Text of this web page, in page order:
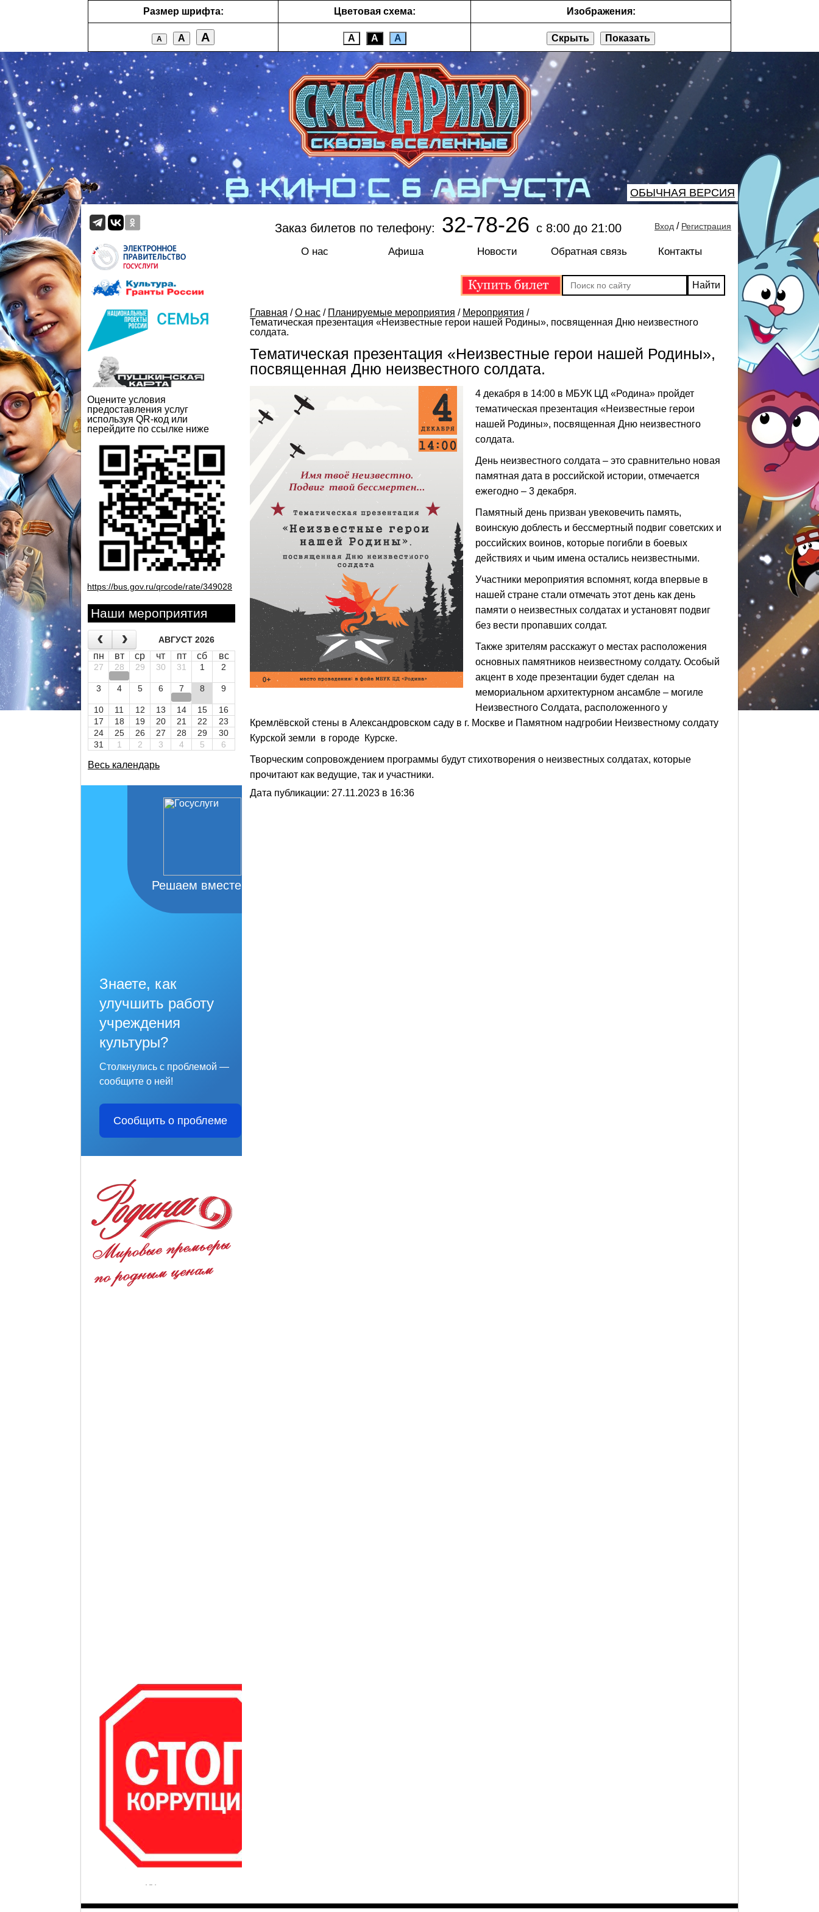
Размер шрифта: Цветовая схема: Изображения:
А А А А А А Скрыть Показать
ОБЫЧНАЯ ВЕРСИЯ
Оцените условия
предоставления услуг
используя QR-код или
перейдите по ссылке ниже
https://bus.gov.ru/qrcode/rate/349028
Наши мероприятия
АВГУСТ 2026
пн вт ср чт пт сб вс
27 28 29 30 31 1 2
3 4 5 6 7 8 9
10 11 12 13 14 15
16
17
18 19 20 21 22
23
24
25 26 27 28 29
30
31
1 2 3 4 5 6
Весь календарь
Решаем вместе
Знаете, как
улучшить работу
учреждения
культуры?
Столкнулись с проблемой —
сообщите о ней!
Сообщить о проблеме
Заказ билетов по телефону: 32-78-26 с 8:00 до 21:00 Вход / Регистрация
О нас Афиша Новости Обратная связь Контакты
Главная / О нас / Планируемые мероприятия / Мероприятия /
Тематическая презентация «Неизвестные герои нашей Родины», посвященная Дню неизвестного
солдата.
Тематическая презентация «Неизвестные герои нашей Родины»,
посвященная Дню неизвестного солдата.
4 декабря в 14:00 в МБУК ЦД «Родина» пройдет
тематическая презентация «Неизвестные герои
нашей Родины», посвященная Дню неизвестного
солдата.
День неизвестного солдата – это сравнительно новая
памятная дата в российской истории, отмечается
ежегодно – 3 декабря.
Памятный день призван увековечить память,
воинскую доблесть и бессмертный подвиг советских и
российских воинов, которые погибли в боевых
действиях и чьим имена остались неизвестными.
Участники мероприятия вспомнят, когда впервые в
нашей стране стали отмечать этот день как день
памяти о неизвестных солдатах и установят подвиг
без вести пропавших солдат.
Также зрителям расскажут о местах расположения
основных памятников неизвестному солдату. Особый
акцент в ходе презентации будет сделан на
мемориальном архитектурном ансамбле – могиле
Неизвестного Солдата, расположенного у
Кремлёвской стены в Александровском саду в г. Москве и Памятном надгробии Неизвестному солдату
Курской земли в городе Курске.
Творческим сопровождением программы будут стихотворения о неизвестных солдатах, которые
прочитают как ведущие, так и участники.
Дата публикации: 27.11.2023 в 16:36